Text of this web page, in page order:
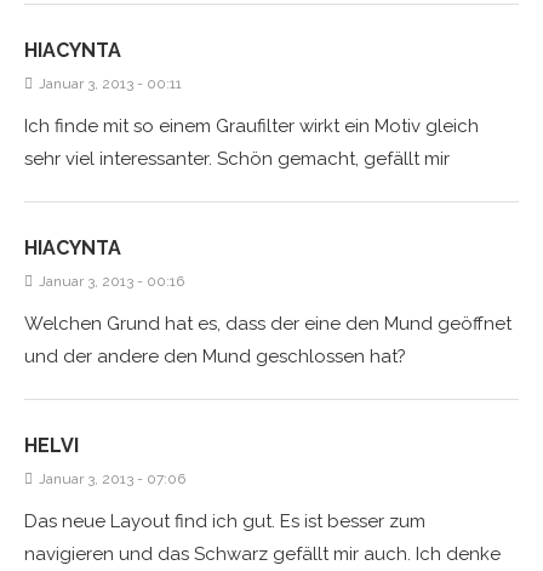
HIACYNTA
Januar 3, 2013 - 00:11
Ich finde mit so einem Graufilter wirkt ein Motiv gleich
sehr viel interessanter. Schön gemacht, gefällt mir
HIACYNTA
Januar 3, 2013 - 00:16
Welchen Grund hat es, dass der eine den Mund geöffnet
und der andere den Mund geschlossen hat?
HELVI
Januar 3, 2013 - 07:06
Das neue Layout find ich gut. Es ist besser zum
navigieren und das Schwarz gefällt mir auch. Ich denke